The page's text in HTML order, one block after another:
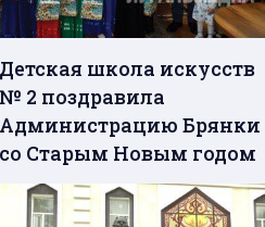
Детская школа искусств
№ 2 поздравила
Администрацию Брянки
со Старым Новым годом